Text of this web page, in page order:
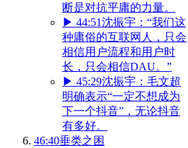
断是对抗平庸的力量。
▶ 44:51沈振宇：“我们这
种庸俗的互联网人，只会
相信用户流程和用户时
长，只会相信DAU。”
▶ 45:29沈振宇：毛文超
明确表示“一定不想成为
下一个抖音”，无论抖音
有多好。
46:40垂类之困